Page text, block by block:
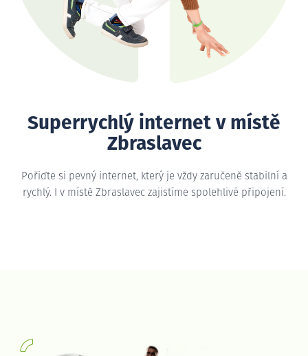
Superrychlý internet v místě
Zbraslavec
Pořiďte si pevný internet, který je vždy zaručeně stabilní a
rychlý. I v místě Zbraslavec zajistíme spolehlivé připojení.